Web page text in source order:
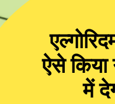
ऐसे किया
में